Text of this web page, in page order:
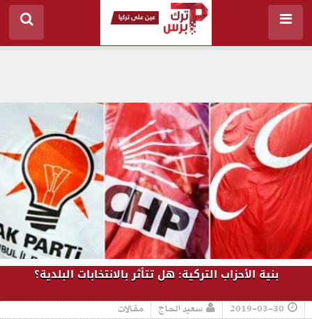
بنية الأحزاب التركية: هل تتأثر بالانتخابات البلدية؟
2019-03-30 سعيد الحاج مقالات